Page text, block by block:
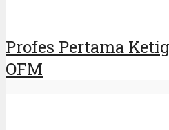
Profes Pertama
OFM